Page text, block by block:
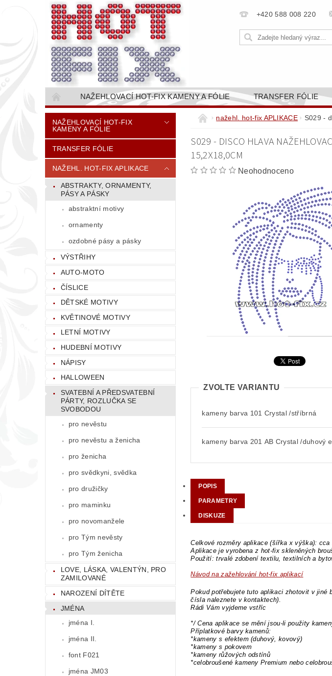
+420 588 008 220
NAŽEHLOVACÍ HOT-FIX KAMENY A FÓLIE TRANSFER FÓLIE
NAŠÍVACÍ KAMÍNKOVÉ ŘETĚZY / ŠTASOVÉ BORTY BAREVNICE
VŠE PRO STROJNÍ VYŠÍVÁNÍ - VYSIVACI.CZ
BAREVNICE KAMENŮ
CENÍK DOPRAVY (NÁKLADŮ EXPEDICE) PLATNÝ OD 14. 1.2025
NAŽEHLOVACÍ HOT-FIX
KAMENY A FÓLIE
TRANSFER FÓLIE
NAŽEHL. HOT-FIX APLIKACE
ABSTRAKTY, ORNAMENTY,
PÁSY A PÁSKY
abstraktní motivy
ornamenty
ozdobné pásy a pásky
VÝSTŘIHY
AUTO-MOTO
ČÍSLICE
DĚTSKÉ MOTIVY
KVĚTINOVÉ MOTIVY
LETNÍ MOTIVY
HUDEBNÍ MOTIVY
NÁPISY
HALLOWEEN
SVATEBNÍ A PŘEDSVATEBNÍ
PÁRTY, ROZLUČKA SE
SVOBODOU
pro nevěstu
pro nevěstu a ženicha
pro ženicha
pro svědkyni, svědka
pro družičky
pro maminku
pro novomanžele
pro Tým nevěsty
pro Tým ženicha
LOVE, LÁSKA, VALENTÝN, PRO
ZAMILOVANÉ
NAROZENÍ DÍTĚTE
JMÉNA
jména I.
jména II.
font F021
jména JM03
nažehl. hot-fix APLIKACE S029 -
S029 - DISCO HLAVA
15,2X18,0CM
Neohodnoceno
ZVOLTE VARIANTU
kameny barva 101 Crystal /stříbrná
kameny barva 201 AB Crystal /duhový
POPIS
PARAMETRY
DISKUZE
Celkové rozměry aplikace (šířka x výška): cca
Aplikace je vyrobena z hot-fix skleněných
Použití: trvalé zdobení textilu, textilních a
Návod na zažehlování hot-fix aplikací
Pokud potřebujete tuto aplikaci zhotovit v jiné
čísla naleznete v kontaktech).
Rádi Vám vyjdeme vstříc
*/ Cena aplikace se mění jsou-li použity
Příplatkové barvy kamenů:
*kameny s efektem (duhový, kovový)
*kameny s pokovem
*kameny růžových odstínů
*celobroušené kameny Premium nebo